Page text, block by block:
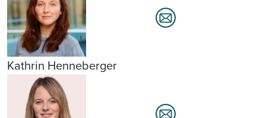
Kathrin Henneberger